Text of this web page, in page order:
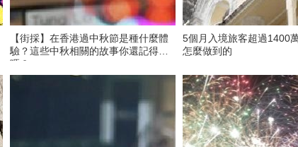
【街採】在香港過中秋節是種什麼體
驗？這些中秋相關的故事你還記得
嗎？
5個月入境旅客超過1400
怎麼做到的